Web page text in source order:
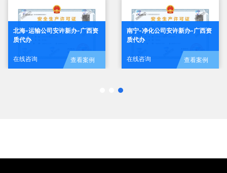
北海-运输公司安许新办-广西资
质代办
在线咨询 查看案例
南宁-净化公司安许新办-广西资
质代办
在线咨询 查看案例